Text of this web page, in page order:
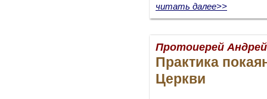
читать далее>>
Протоиерей
Практика
Церкви